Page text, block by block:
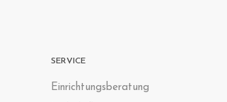
SERVICE
Einrichtungsberatung